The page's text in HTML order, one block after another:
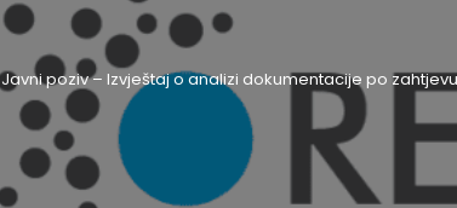
Javni poziv – Izvještaj o analizi dokumentacije po